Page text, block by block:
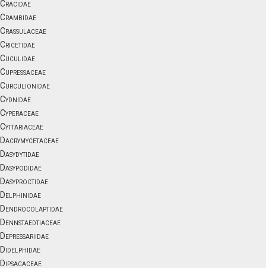
Cracidae
Crambidae
Crassulaceae
Cricetidae
Cuculidae
Cupressaceae
Curculionidae
Cydnidae
Cyperaceae
Cyttariaceae
Dacrymycetaceae
Dasydytidae
Dasypodidae
Dasyproctidae
Delphinidae
Dendrocolaptidae
Dennstaedtiaceae
Depressariidae
Didelphidae
Dipsacaceae